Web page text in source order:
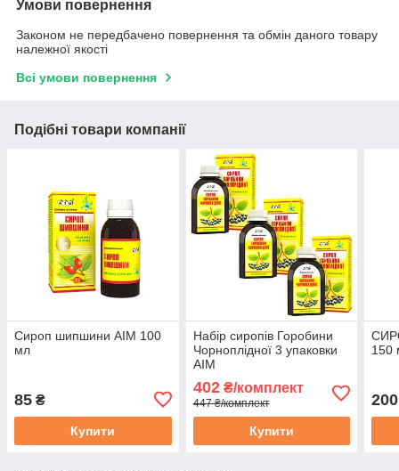
Умови повернення
Законом не передбачено повернення та обмін даного товару
належної якості
Всі умови повернення
Подібні товари компанії
Сироп шипшини АІМ 100
мл
85 ₴
Купити
Набір сиропів Горобини
Чорноплідної 3 упаковки
АІМ
402₴/комплект
447 ₴/комплект
Купити
150
200